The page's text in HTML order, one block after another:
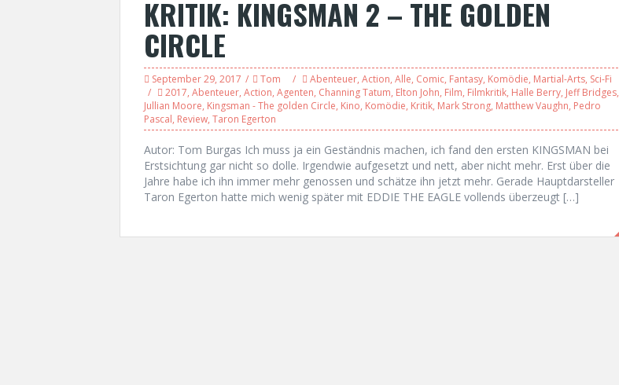
KRITIK: KINGSMAN 2 – THE GOLDEN
CIRCLE
September 29, 2017 Tom Abenteuer, Action, Alle, Comic, Fantasy, Komödie, Martial-Arts, Sci-Fi
2017, Abenteuer, Action, Agenten, Channing Tatum, Elton John, Film, Filmkritik, Halle Berry, Jeff Bridges,
Jullian Moore, Kingsman - The golden Circle, Kino, Komödie, Kritik, Mark Strong, Matthew Vaughn, Pedro
Pascal, Review, Taron Egerton
Autor: Tom Burgas Ich muss ja ein Geständnis machen, ich fand den ersten KINGSMAN bei
Erstsichtung gar nicht so dolle. Irgendwie aufgesetzt und nett, aber nicht mehr. Erst über die
Jahre habe ich ihn immer mehr genossen und schätze ihn jetzt mehr. Gerade Hauptdarsteller
Taron Egerton hatte mich wenig später mit EDDIE THE EAGLE vollends überzeugt […]